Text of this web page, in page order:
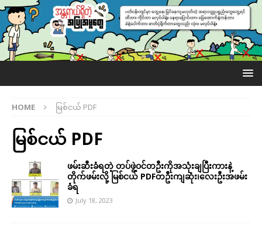
HOME မြစ်ငယ် PDF
မြစ်ငယ် PDF
ဖမ်းဆီးခံရတဲ့ တပ်ဖွဲ့ဝင်တဦးကိုအသုံးချပြီးကားနဲ့
တိုက်ဖမ်းလို့ မြစ်ငယ် PDFတဦးကျဆုံး၊လေးဦးအဖမ်း
ခံရ
July 18, 2023